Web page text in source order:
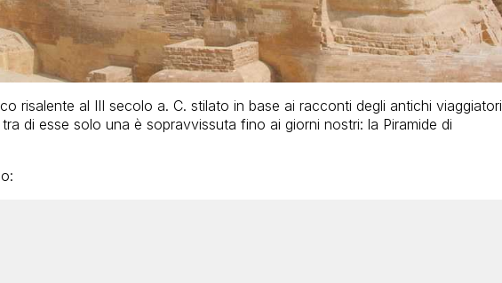
risalente al III secolo a. C. stilato in base ai racconti degli antichi viaggiatori
di esse solo una è sopravvissuta fino ai giorni nostri: la Piramide di